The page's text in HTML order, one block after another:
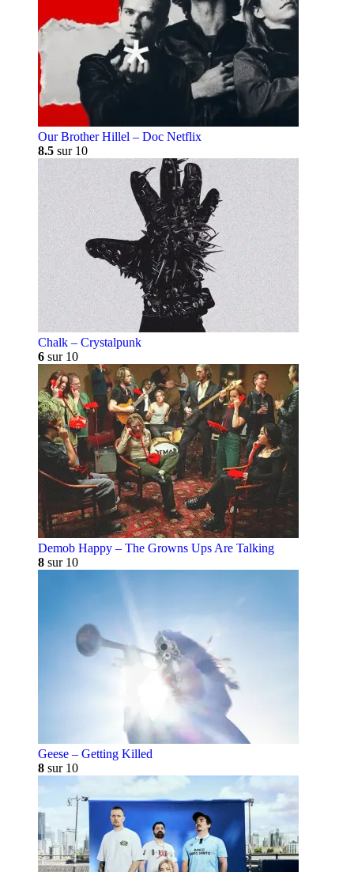
Our Brother Hillel – Doc Netflix
8.5 sur 10
Chalk – Crystalpunk
6 sur 10
Demob Happy – The Growns Ups Are Talking
8 sur 10
Geese – Getting Killed
8 sur 10